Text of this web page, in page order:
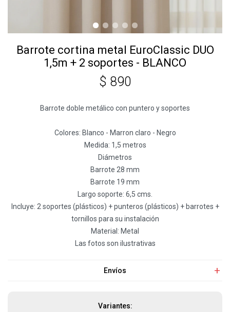
Barrote cortina metal EuroClassic DUO
1,5m + 2 soportes - BLANCO
$ 890
Barrote doble metálico con puntero y soportes
Colores: Blanco - Marron claro - Negro
Medida: 1,5 metros
Diámetros
Barrote 28 mm
Barrote 19 mm
Largo soporte: 6,5 cms.
Incluye: 2 soportes (plásticos) + punteros (plásticos) + barrotes +
tornillos para su instalación
Material: Metal
Las fotos son ilustrativas
Envíos
Variantes: